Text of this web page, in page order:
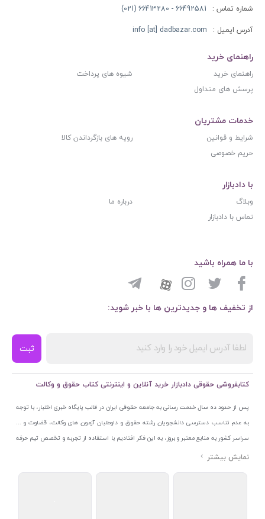
شماره تماس : 66492581 - 66413280 (021)
آدرس ایمیل : info [at] dadbazar.com
راهنمای خرید
راهنمای خرید
شیوه های پرداخت
پرسش های متداول
خدمات مشتریان
شرایط و قوانین
رویه های بازگرداندن کالا
حریم خصوصی
با دادبازار
وبلاگ
درباره ما
تماس با دادبازار
از تخفیف ها و جدیدترین ها با خبر شوید:
ثبت
با ما همراه باشید
کتابفروشی حقوقی دادبازار خرید آنلاین و اینترنتی کتاب حقوق و وکالت
پس از حدود ده سال خدمت رسانی به جامعه حقوقی ایران در قالب پایگاه خبری اختبار، با توجه
به عدم تناسب دسترسی دانشجویان رشته حقوق و داوطلبان آزمون های وکالت، قضاوت و ...
سراسر کشور به منابع معتبر و بروز، به این فکر افتادیم با استفاده از تجربه و تخصص تیم حرفه
ای اختبار خدمتی جدید به جامعه حقوقی ایران ارائه کنیم. به این منظور با راه اندازی و تجهیز